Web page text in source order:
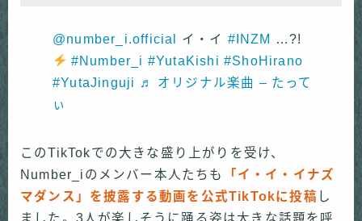
@number_i.official イ・イ #INZM
…?!
#Number_i #YutaKishi #ShoHirano
#YutaJinguji ♬ オリジナル楽曲 – たって
ぃ
このTikTokでの大きな盛り上がりを受け、
Number_iのメンバー本人たちも
「イ・イ・イナズ
マダンス」を披露する動画を公式TikTokに投稿 し
ました。3人が楽しそうに踊る姿は大きな話題を呼